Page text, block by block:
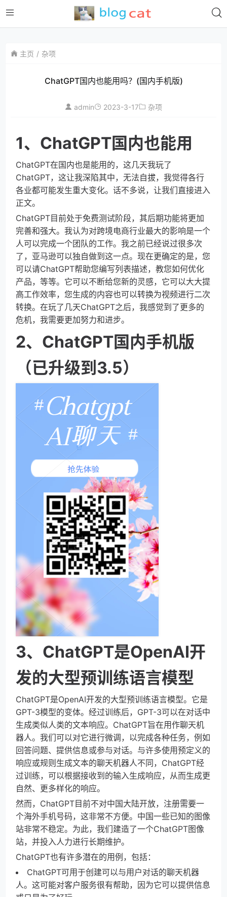
主页 杂项
ChatGPT国内也能用吗？(国内手机版)
admin 2023-3-17 杂项
1、ChatGPT国内也能用
ChatGPT在国内也是能用的，这几天我玩了
ChatGPT，这让我深陷其中，无法自拔，我觉得各行
各业都可能发生重大变化。话不多说，让我们直接进入
正文。
ChatGPT目前处于免费测试阶段，其后期功能将更加
完善和强大。我认为对跨境电商行业最大的影响是一个
人可以完成一个团队的工作。我之前已经说过很多次
了，亚马逊可以独自做到这一点。现在更确定的是，您
可以请ChatGPT帮助您编写列表描述，教您如何优化
产品，等等。它可以不断给您新的灵感，它可以大大提
高工作效率，您生成的内容也可以转换为视频进行二次
转换。在玩了几天ChatGPT之后，我感觉到了更多的
危机，我需要更加努力和进步。
2、ChatGPT国内手机版
（已升级到3.5）
3、ChatGPT是OpenAI开
发的大型预训练语言模型
ChatGPT是OpenAI开发的大型预训练语言模型。它是
GPT-3模型的变体。经过训练后，GPT-3可以在对话中
生成类似人类的文本响应。ChatGPT旨在用作聊天机
器人。我们可以对它进行微调，以完成各种任务，例如
回答问题、提供信息或参与对话。与许多使用预定义的
响应或规则生成文本的聊天机器人不同，ChatGPT经
过训练，可以根据接收到的输入生成响应，从而生成更
自然、更多样化的响应。
然而，ChatGPT目前不对中国大陆开放，注册需要一
个海外手机号码，这非常不方便。中国一些已知的图像
站非常不稳定。为此，我们建造了一个ChatGPT图像
站，并投入人力进行长期维护。
ChatGPT也有许多潜在的用例，包括：
ChatGPT可用于创建可以与用户对话的聊天机器
人。这可能对客户服务很有帮助，因为它可以提供信息